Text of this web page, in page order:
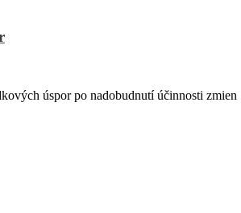
úspor po nadobudnutí účinnosti zmien